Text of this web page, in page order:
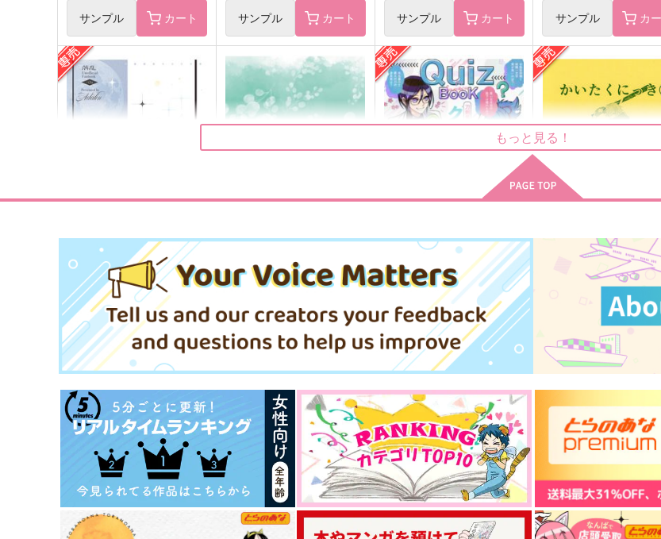
三途の川にて
祝福問答
.キライチ
787円（税込）
ウォーアイニーと言ってく
れ！
恋愛コミュニケーション
お茶屋。
1,100円（税込）
影山飛雄×菅原孝支
こころむすび
黒波会
2,200円（税込）
戌亥とこ
恋と、心臓
96
1,257円（税込）
レイン×マッシュ
サンプル カート サンプル カート サンプル カート サンプル カ
白昼夢
Adalin
専売 787 円（税込）
落第忍者乱太郎 オールキャラ
サンプル カート
Dream Log '25
990 円（税込）
SAKAMOTO DAYS
女夢主
オールキャラ
サンプル カート
刀剣男士のクイズ本
専売 1,257円（税込）
刀剣乱舞
小夜左文字
オールキャラ
サンプル カート
【表紙紙違い】かいたく
ちーむにくきゅう！
（税込）
崩壊：スターレイル
オールキャラ
穹
もっと見る！